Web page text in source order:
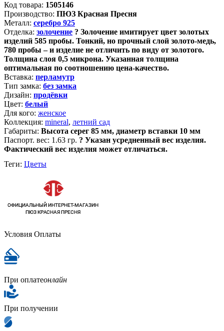
Код товара: 1505146
Производство: ПЮЗ Красная Пресня
Металл: серебро 925
Отделка: золочение ? Золочение имитирует цвет золотых
изделий 585 пробы. Тонкий, но прочный слой золото-медь,
780 пробы – и изделие не отличить по виду от золотого.
Толщина слоя 0,5 микрона. Указанная толщина
оптимальная по соотношению цена-качество.
Вставка: перламутр
Тип замка: без замка
Дизайн: продёвки
Цвет: белый
Для кого: женское
Коллекция: mineral, летний сад
Габариты: Высота серег 85 мм, диаметр вставки 10 мм
Паспорт. вес: 1.63 гр. ? Указан усредненный вес изделия.
Фактический вес изделия может отличаться.
Теги: Цветы
Условия Оплаты
При оплатеонлайн
При получении